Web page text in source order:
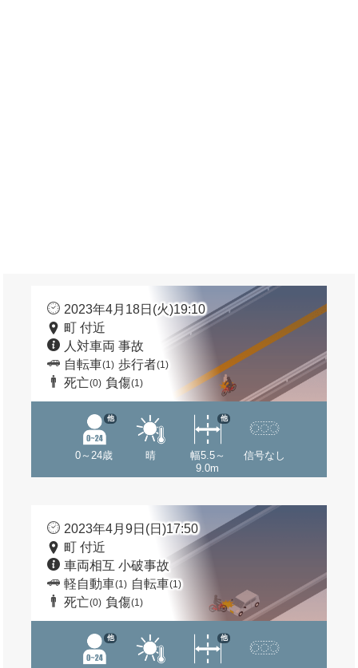
2023年4月18日(火)19:10
町 付近
人対車両 事故
自転車(1) 歩行者(1)
死亡(0) 負傷(1)
0～24歳
他
晴
幅5.5～
9.0m
他
信号なし
2023年4月9日(日)17:50
町 付近
車両相互 小破事故
軽自動車(1) 自転車(1)
死亡(0) 負傷(1)
他 他